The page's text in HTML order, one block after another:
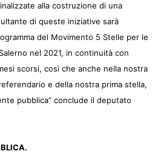
alla costruzione di una
di queste iniziative sarà
del Movimento 5 Stelle per le
nel 2021, in continuità con
scorsi, così che anche nella nostra
e della nostra prima stella,
pubblica” conclude il deputato